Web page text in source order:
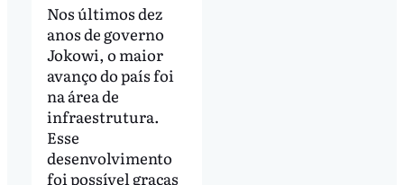
Nos últimos dez
anos de governo
Jokowi, o maior
avanço do país foi
na área de
infraestrutura.
Esse
desenvolvimento
foi possível graças